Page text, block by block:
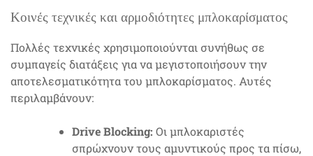
Κοινές τεχνικές και αρμοδιότητες μπλοκαρίσματος
Πολλές τεχνικές χρησιμοποιούνται συνήθως σε
συμπαγείς διατάξεις για να μεγιστοποιήσουν την
αποτελεσματικότητα του μπλοκαρίσματος. Αυτές
περιλαμβάνουν:
Drive Blocking: Οι μπλοκαριστές
σπρώχνουν τους αμυντικούς προς τα πίσω,